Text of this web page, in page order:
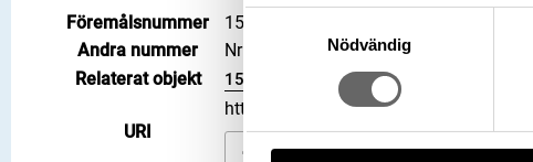
Nödvändig
Föremålsnummer
1533_LRK
Andra nummer
Nr 1867: 51:466:b
Relaterat objekt
1529_LRK
URI
https://samlingar.shm.se/object/
Kopiera URI